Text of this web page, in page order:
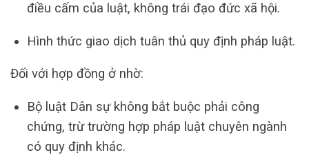
điều cấm của luật, không trái đạo đức xã hội.
Hình thức giao dịch tuân thủ quy định pháp luật.
Đối với hợp đồng ở nhờ:
Bộ luật Dân sự không bắt buộc phải công
chứng, trừ trường hợp pháp luật chuyên ngành
có quy định khác.